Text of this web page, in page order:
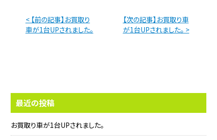
< 【前の記事】お買取り
車が1台UPされました。
【次の記事】お買取り車
が1台UPされました。 >
最近の投稿
お買取り車が1台UPされました。